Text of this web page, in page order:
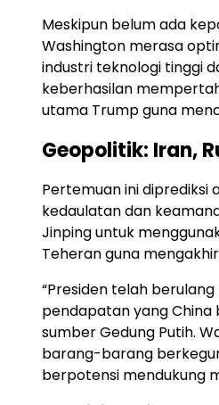
Meskipun belum ada
Washington merasa
industri teknologi tinggi
keberhasilan
utama Trump guna
Geopolitik: Iran,
Pertemuan ini diprediksi
kedaulatan dan
Jinping untuk
Teheran guna
“Presiden telah
pendapatan yang China
sumber Gedung Putih.
barang-barang
berpotensi mendukung